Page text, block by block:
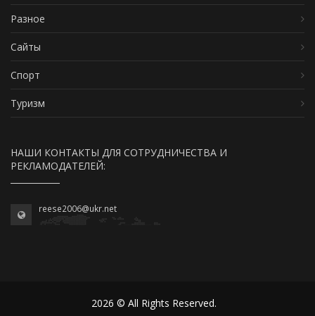
Разное
Сайты
Спорт
Туризм
НАШИ КОНТАКТЫ ДЛЯ СОТРУДНИЧЕСТВА И
РЕКЛАМОДАТЕЛЕЙ:
reese2006@ukr.net
2026 © All Rights Reserved.